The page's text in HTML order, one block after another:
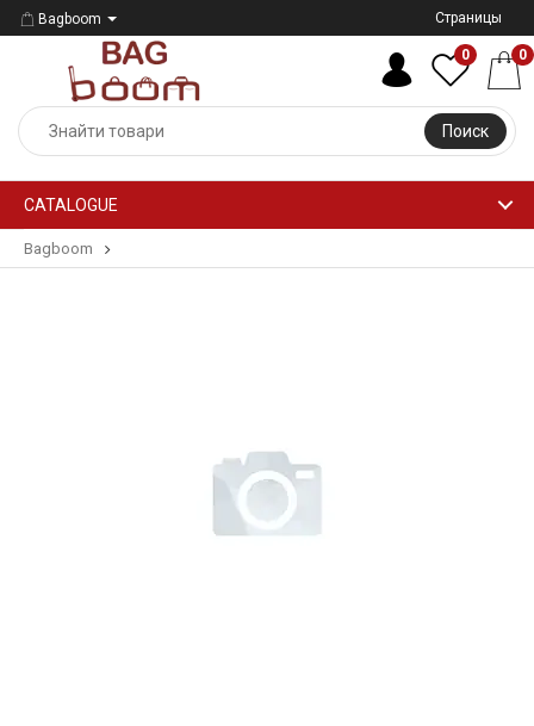
Bagboom Страницы
Поиск
0 0
CATALOGUE
Bagboom